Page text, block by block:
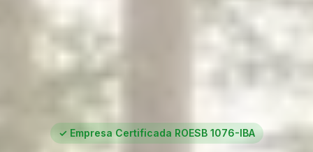
✓ Empresa Certificada ROESB 1076-IBA